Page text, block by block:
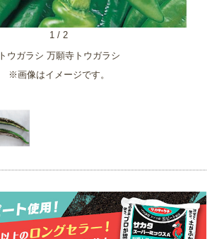
トウガラシ 万願寺トウガラシ
※画像はイメージです。
1 / 2